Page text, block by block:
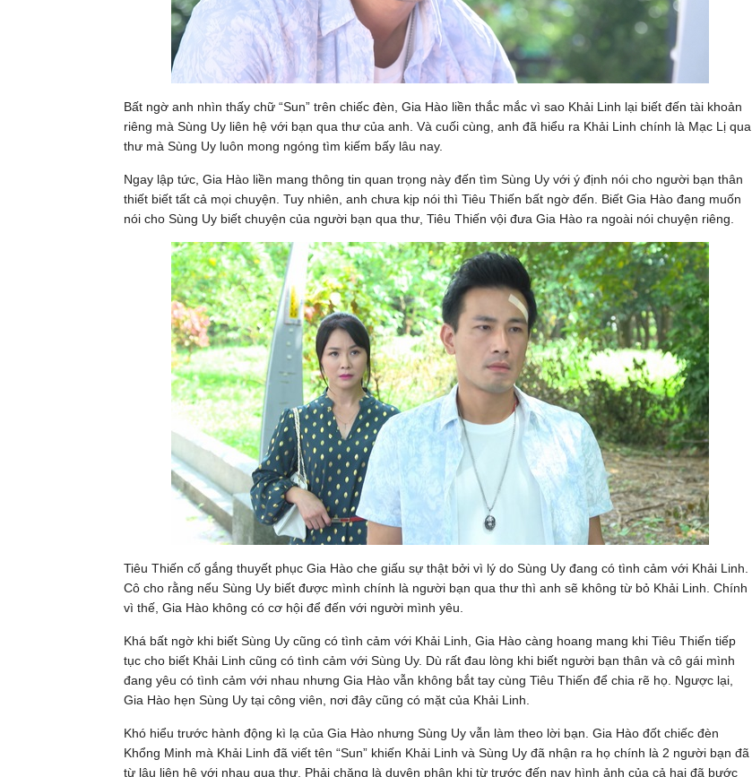
Bất ngờ anh nhìn thấy chữ “Sun” trên chiếc đèn, Gia Hào liền thắc mắc vì sao Khải Linh lại biết đến tài khoản
riêng mà Sùng Uy liên hệ với bạn qua thư của anh. Và cuối cùng, anh đã hiểu ra Khải Linh chính là Mạc Lị qua
thư mà Sùng Uy luôn mong ngóng tìm kiếm bấy lâu nay.
Ngay lập tức, Gia Hào liền mang thông tin quan trọng này đến tìm Sùng Uy với ý định nói cho người bạn thân
thiết biết tất cả mọi chuyện. Tuy nhiên, anh chưa kịp nói thì Tiêu Thiến bất ngờ đến. Biết Gia Hào đang muốn
nói cho Sùng Uy biết chuyện của người bạn qua thư, Tiêu Thiến vội đưa Gia Hào ra ngoài nói chuyện riêng.
Tiêu Thiến cố gắng thuyết phục Gia Hào che giấu sự thật bởi vì lý do Sùng Uy đang có tình cảm với Khải Linh.
Cô cho rằng nếu Sùng Uy biết được mình chính là người bạn qua thư thì anh sẽ không từ bỏ Khải Linh. Chính
vì thế, Gia Hào không có cơ hội để đến với người mình yêu.
Khá bất ngờ khi biết Sùng Uy cũng có tình cảm với Khải Linh, Gia Hào càng hoang mang khi Tiêu Thiến tiếp
tục cho biết Khải Linh cũng có tình cảm với Sùng Uy. Dù rất đau lòng khi biết người bạn thân và cô gái mình
đang yêu có tình cảm với nhau nhưng Gia Hào vẫn không bắt tay cùng Tiêu Thiến để chia rẽ họ. Ngược lại,
Gia Hào hẹn Sùng Uy tại công viên, nơi đây cũng có mặt của Khải Linh.
Khó hiểu trước hành động kì lạ của Gia Hào nhưng Sùng Uy vẫn làm theo lời bạn. Gia Hào đốt chiếc đèn
Khổng Minh mà Khải Linh đã viết tên “Sun” khiến Khải Linh và Sùng Uy đã nhận ra họ chính là 2 người bạn đã
từ lâu liên hệ với nhau qua thư. Phải chăng là duyên phận khi từ trước đến nay hình ảnh của cả hai đã bước